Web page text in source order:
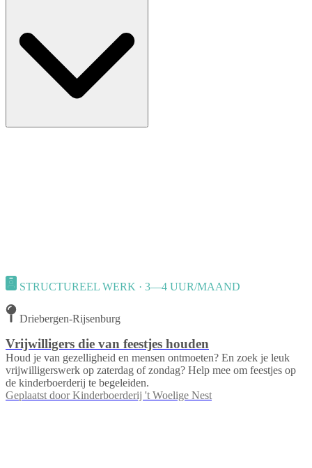
STRUCTUREEL WERK · 3—4 UUR/MAAND
Driebergen-Rijsenburg
Vrijwilligers die van feestjes houden
Houd je van gezelligheid en mensen ontmoeten? En zoek je leuk
vrijwilligerswerk op zaterdag of zondag? Help mee om feestjes op
de kinderboerderij te begeleiden.
Geplaatst door Kinderboerderij 't Woelige Nest